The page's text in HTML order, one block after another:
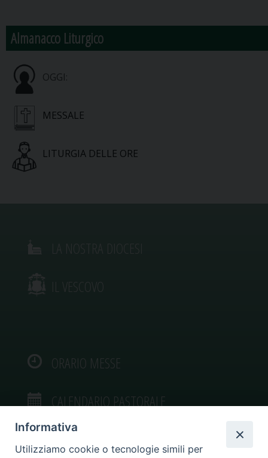
Almanacco Liturgico
OGGI:
MESSALE
LITURGIA DELLE ORE
IL VESCOVO
ORARIO MESSE
CALENDARIO PASTORALE
Informativa
Utilizziamo cookie o tecnologie simili per